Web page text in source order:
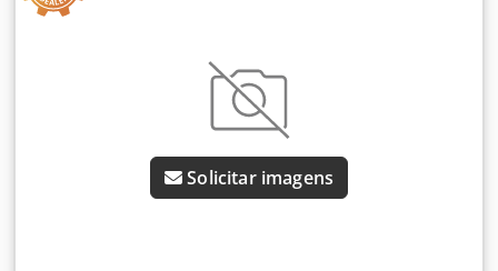
retangular Área de corte a 60 graus (circular): diâmetro
retangular Elevação do braço da serra: manual Avanço:
ajustável de forma contínua.
Solicitar imagens